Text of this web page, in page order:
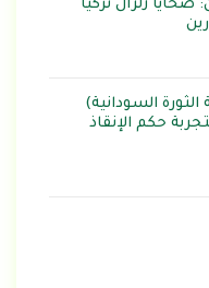
ضحايا زلزال تركيا
السودانية)
حكم الإنقاذ